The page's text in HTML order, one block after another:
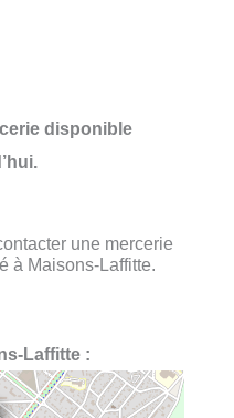
disponible
une mercerie
à Maisons-Laffitte.
Laffitte :